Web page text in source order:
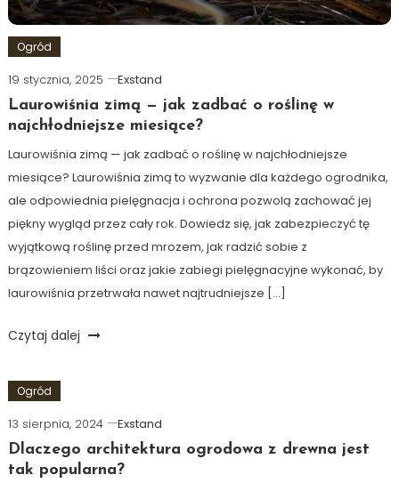
Ogród
19 stycznia, 2025
Exstand
Laurowiśnia zimą — jak zadbać o roślinę w
najchłodniejsze miesiące?
Laurowiśnia zimą — jak zadbać o roślinę w najchłodniejsze
miesiące? Laurowiśnia zimą to wyzwanie dla każdego ogrodnika,
ale odpowiednia pielęgnacja i ochrona pozwolą zachować jej
piękny wygląd przez cały rok. Dowiedz się, jak zabezpieczyć tę
wyjątkową roślinę przed mrozem, jak radzić sobie z
brązowieniem liści oraz jakie zabiegi pielęgnacyjne wykonać, by
laurowiśnia przetrwała nawet najtrudniejsze […]
Czytaj dalej
Ogród
13 sierpnia, 2024
Exstand
Dlaczego architektura ogrodowa z drewna jest
tak popularna?